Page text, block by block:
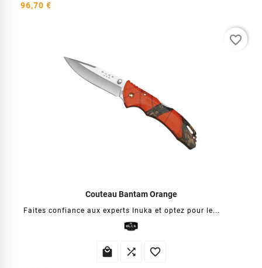
96,70 €
Couteau Bantam Orange
Faites confiance aux experts Inuka et optez pour le...
  
favorite_border